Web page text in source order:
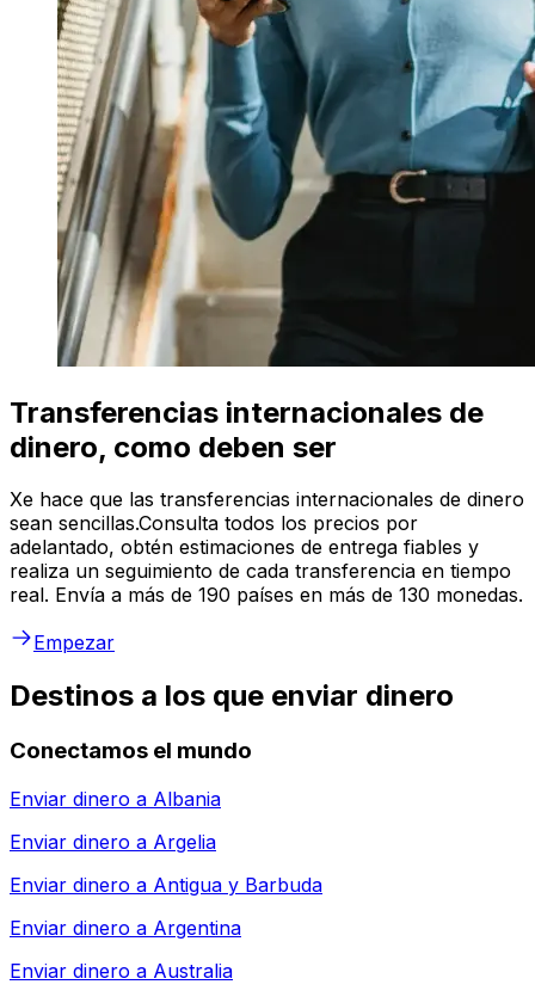
Transferencias internacionales de
dinero, como deben ser
Xe hace que las transferencias internacionales de dinero
sean sencillas.Consulta todos los precios por
adelantado, obtén estimaciones de entrega fiables y
realiza un seguimiento de cada transferencia en tiempo
real. Envía a más de 190 países en más de 130 monedas.
Empezar
Destinos a los que enviar dinero
Conectamos el mundo
Enviar dinero a Albania
Enviar dinero a Argelia
Enviar dinero a Antigua y Barbuda
Enviar dinero a Argentina
Enviar dinero a Australia